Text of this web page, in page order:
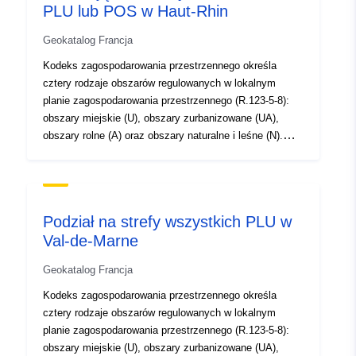
przemysłu, działalności rolniczej lub leśnej lub funkcji
R.123-9).
PLU lub POS w Haut-Rhin
Geokatalog Francja
Kodeks zagospodarowania przestrzennego określa
cztery rodzaje obszarów regulowanych w lokalnym
planie zagospodarowania przestrzennego (R.123-5-8):
obszary miejskie (U), obszary zurbanizowane (UA),
obszary rolne (A) oraz obszary naturalne i leśne (N).
dołączone jest rozporządzenie. Regulamin może
budowy dotyczy budownictwa mieszkaniowego,
zakwaterowania w hotelu, biur, handlu, rzemiosła,
magazynowych. Kategorie te są restrykcyjne (art.
R.123-9).
Podział na strefy wszystkich PLU w
Val-de-Marne
Geokatalog Francja
Kodeks zagospodarowania przestrzennego określa
cztery rodzaje obszarów regulowanych w lokalnym
planie zagospodarowania przestrzennego (R.123-5-8):
obszary miejskie (U), obszary zurbanizowane (UA),